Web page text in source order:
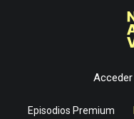
Acceder
Episodios Premium